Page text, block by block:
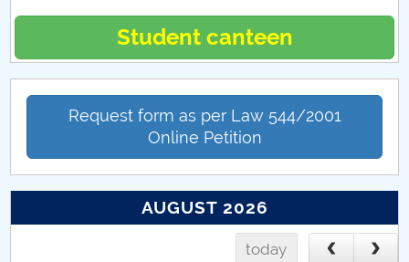
Student canteen
Request form as per Law 544/2001
Online Petition
AUGUST 2026
today